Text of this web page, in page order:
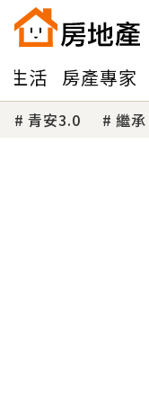
生活 房產專家
青安3.0 繼承